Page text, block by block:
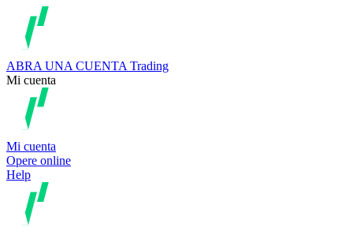
ABRA UNA CUENTA Trading
Mi cuenta
Mi cuenta
Opere online
Help